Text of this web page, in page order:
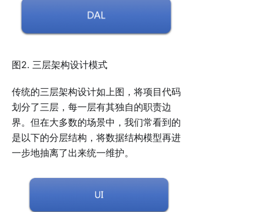
图2. 三层架构设计模式
传统的三层架构设计如上图，将项目代码
划分了三层，每一层有其独自的职责边
界。但在大多数的场景中，我们常看到的
是以下的分层结构，将数据结构模型再进
一步地抽离了出来统一维护。